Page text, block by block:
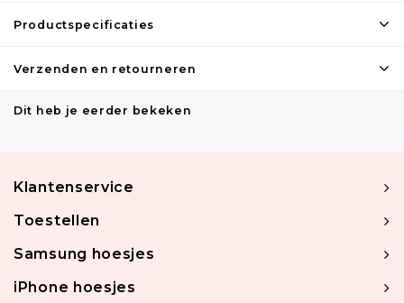
Productspecificaties
Verzenden en retourneren
Dit heb je eerder bekeken
Klantenservice
Toestellen
Samsung hoesjes
iPhone hoesjes